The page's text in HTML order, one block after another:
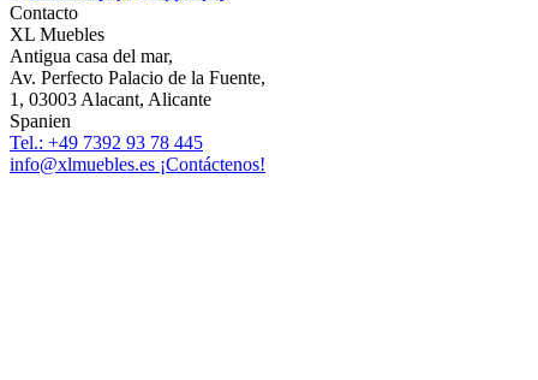
Contacto
XL Muebles
Antigua casa del mar,
Av. Perfecto Palacio de la Fuente,
1, 03003 Alacant, Alicante
Spanien
Tel.: +49 7392 93 78 445
info@xlmuebles.es ¡Contáctenos!